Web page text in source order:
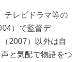
テレビドラマ等の
）で監督デ
2007）以外は自
と気配で物語をつ